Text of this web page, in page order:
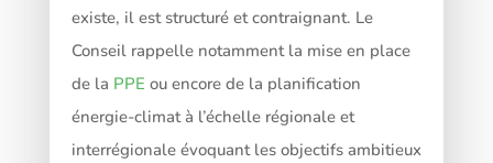
existe, il est structuré et contraignant. Le
Conseil rappelle notamment la mise en place
de la PPE ou encore de la planification
énergie-climat à l’échelle régionale et
interrégionale évoquant les objectifs ambitieux